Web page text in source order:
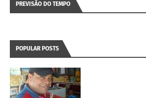
PREVISÃO DO TEMPO
POPULAR POSTS